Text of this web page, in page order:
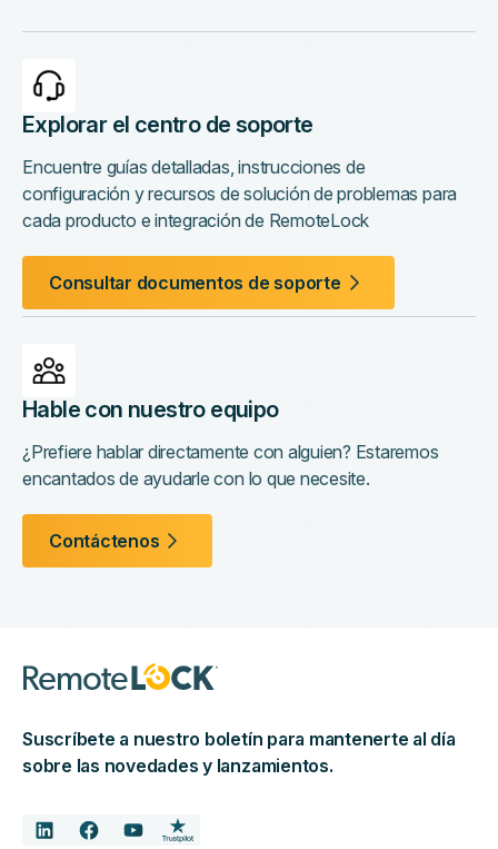
Explorar el centro de soporte
Encuentre guías detalladas, instrucciones de
configuración y recursos de solución de problemas para
cada producto e integración de RemoteLock
Consultar documentos de soporte
Hable con nuestro equipo
¿Prefiere hablar directamente con alguien? Estaremos
encantados de ayudarle con lo que necesite.
Contáctenos
Suscríbete a nuestro boletín para mantenerte al día
sobre las novedades y lanzamientos.